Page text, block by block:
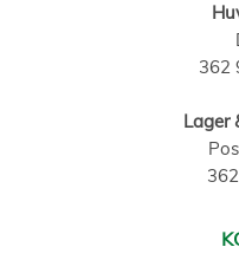
362
Lager